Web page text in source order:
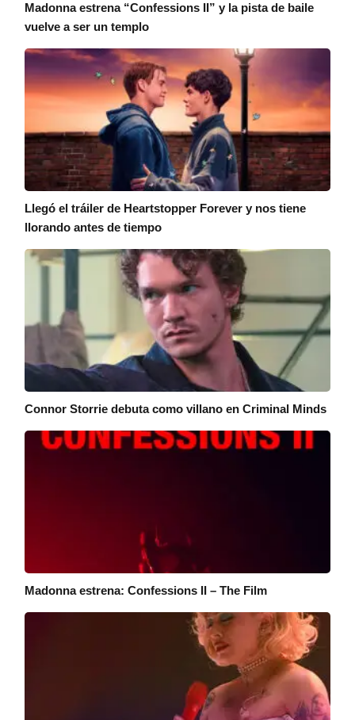
Madonna estrena “Confessions II” y la pista de baile
vuelve a ser un templo
Llegó el tráiler de Heartstopper Forever y nos tiene
llorando antes de tiempo
Connor Storrie debuta como villano en Criminal Minds
Madonna estrena: Confessions II – The Film